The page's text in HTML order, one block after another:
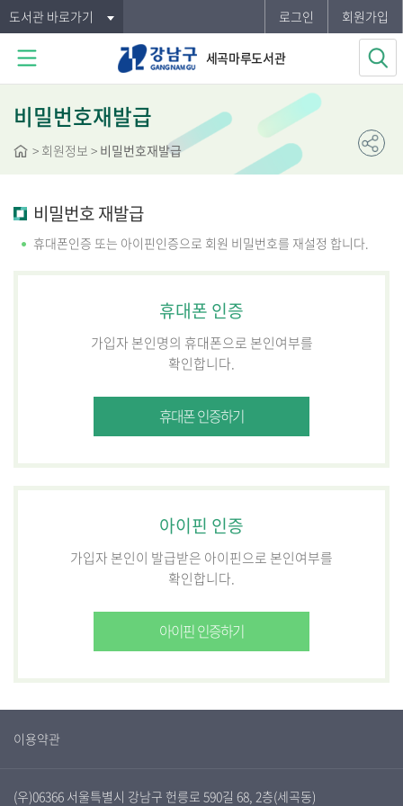
도서관 바로가기 로그인 회원가입
세곡마루도서관
비밀번호재발급
> 회원정보 > 비밀번호재발급
비밀번호 재발급
휴대폰인증 또는 아이핀인증으로 회원 비밀번호를 재설정 합니다.
휴대폰 인증
가입자 본인명의 휴대폰으로 본인여부를
확인합니다.
휴대폰 인증하기
아이핀 인증
가입자 본인이 발급받은 아이핀으로 본인여부를
확인합니다.
아이핀 인증하기
이용약관
(우)06366 서울특별시 강남구 헌릉로 590길 68, 2층(세곡동)